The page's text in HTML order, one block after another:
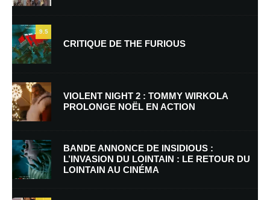
Nom*
E-mail *
Enregistrer mon nom, mon e-mail et mon site dans le navigateur pour
mon prochain commentaire.
9.5
CRITIQUE DE THE FURIOUS
VIOLENT NIGHT 2 : TOMMY WIRKOLA
PROLONGE NOËL EN ACTION
BANDE ANNONCE DE INSIDIOUS :
L’INVASION DU LOINTAIN : LE RETOUR DU
LOINTAIN AU CINÉMA